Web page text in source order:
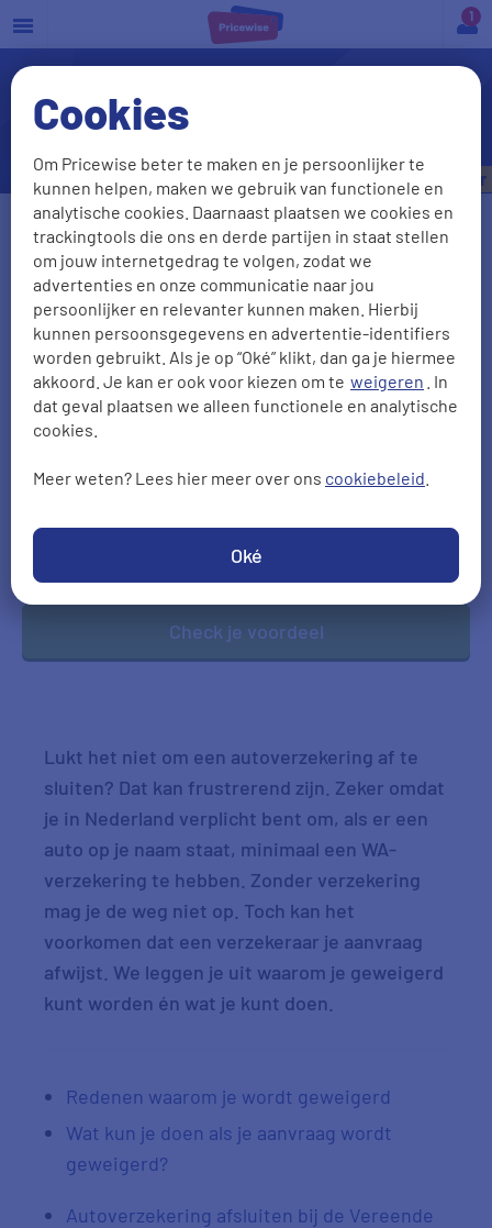
Cookies
Om Pricewise beter te maken en je persoonlijker te
kunnen helpen, maken we gebruik van functionele en
analytische cookies. Daarnaast plaatsen we cookies en
trackingtools die ons en derde partijen in staat stellen
om jouw internetgedrag te volgen, zodat we
advertenties en onze communicatie naar jou
persoonlijker en relevanter kunnen maken. Hierbij
kunnen persoonsgegevens en advertentie-identifiers
worden gebruikt. Als je op “Oké” klikt, dan ga je hiermee
akkoord. Je kan er ook voor kiezen om te weigeren . In
dat geval plaatsen we alleen functionele en analytische
cookies.
Meer weten? Lees hier meer over ons cookiebeleid
Oké
a
Ik kan mijn auto niet
verzekeren
Vul je kenteken in
Kenteken onbekend
Postcode Huisnr + Toevoeging
Geboortedatum
DD-MM-JJJJ
*Gegevens hoofdbestuurder
Check je voordeel
Bespaar tot €535,- per jaar
Lukt het niet om een autoverzekering af te
sluiten? Dat kan frustrerend zijn. Zeker omdat
je in Nederland verplicht bent om, als er een
auto op je naam staat, minimaal een WA-
verzekering te hebben. Zonder verzekering
mag je de weg niet op. Toch kan het
voorkomen dat een verzekeraar je aanvraag
afwijst. We leggen je uit waarom je geweigerd
kunt worden én wat je kunt doen.
Redenen waarom je wordt geweigerd
Wat kun je doen als je aanvraag wordt
geweigerd?
Autoverzekering afsluiten bij de Vereende